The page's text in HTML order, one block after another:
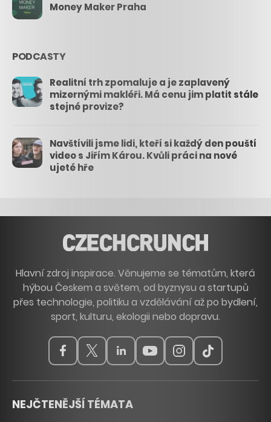
Money Maker Praha
PODCASTY
Realitní trh zpomaluje a je zaplavený
mizernými makléři. Má cenu jim platit stále
stejné provize?
Navštívili jsme lidi, kteří si každý den pouští
video s Jiřím Károu. Kvůli práci na nové
ujeté hře
Hlavní zdroj inspirace. Věnujeme se tématům, která
hýbou Českem a světem, od byznysu a startupů
přes technologie, politiku a vzdělávání až po bydlení,
sport, kulturu, ekologii nebo dopravu.
NEJČTENĚJŠÍ TÉMATA